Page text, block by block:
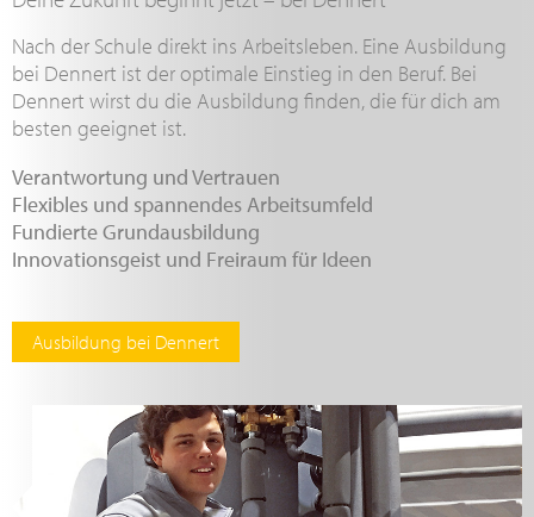
Nach der Schule direkt ins Arbeitsleben. Eine Ausbildung
bei Dennert ist der optimale Einstieg in den Beruf. Bei
Dennert wirst du die Ausbildung finden, die für dich am
besten geeignet ist.
Verantwortung und Vertrauen
Flexibles und spannendes Arbeitsumfeld
Fundierte Grundausbildung
Innovationsgeist und Freiraum für Ideen
Ausbildung bei Dennert